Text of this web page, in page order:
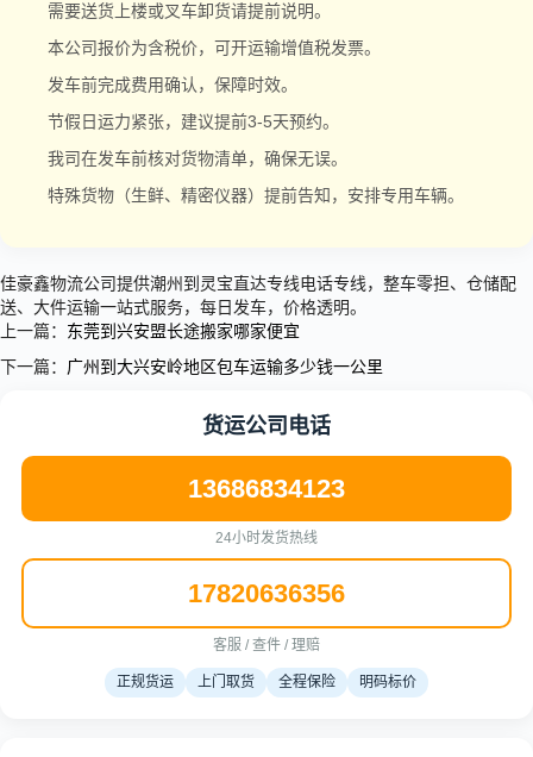
需要送货上楼或叉车卸货请提前说明。
本公司报价为含税价，可开运输增值税发票。
发车前完成费用确认，保障时效。
节假日运力紧张，建议提前3-5天预约。
我司在发车前核对货物清单，确保无误。
特殊货物（生鲜、精密仪器）提前告知，安排专用车辆。
佳豪鑫物流公司提供潮州到灵宝直达专线电话专线，整车零担、仓储配
送、大件运输一站式服务，每日发车，价格透明。
上一篇： 东莞到兴安盟长途搬家哪家便宜
下一篇： 广州到大兴安岭地区包车运输多少钱一公里
货运公司电话
13686834123
24小时发货热线
17820636356
客服 / 查件 / 理赔
正规货运 上门取货 全程保险 明码标价